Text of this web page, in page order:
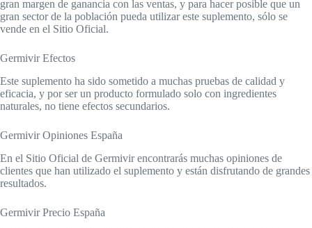
gran margen de ganancia con las ventas, y para hacer posible que un
gran sector de la población pueda utilizar este suplemento, sólo se
vende en el Sitio Oficial.
Germivir Efectos
Este suplemento ha sido sometido a muchas pruebas de calidad y
eficacia, y por ser un producto formulado solo con ingredientes
naturales, no tiene efectos secundarios.
Germivir Opiniones España
En el Sitio Oficial de Germivir encontrarás muchas opiniones de
clientes que han utilizado el suplemento y están disfrutando de grandes
resultados.
Germivir Precio España